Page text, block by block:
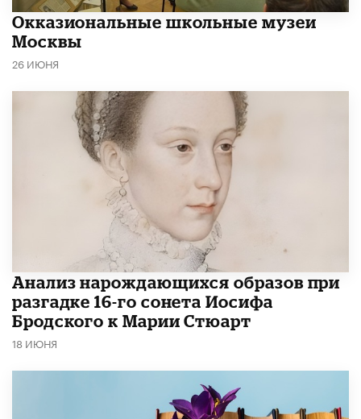
​Окказиональные школьные музеи
Москвы
26 ИЮНЯ
Анализ нарождающихся образов при
разгадке 16-го сонета Иосифа
Бродского к Марии Стюарт
18 ИЮНЯ